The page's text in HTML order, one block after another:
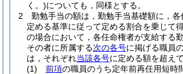
く。)についても，同様とする。
2
勤勉手当の額は，勤勉手当基礎額に，
定める基準に従って定める割合を乗じて
の場合において，各任命権者が支給する
その者に所属する次の各号に掲げる職員
は，それぞれ当該各号に定める額を超え
(1)
前項の職員のうち定年前再任用短時